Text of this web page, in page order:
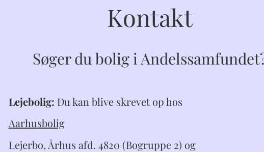
Kontakt
Søger du bolig i
Lejebolig: Du kan blive skrevet op hos
Aarhusbolig
Lejerbo, Århus afd. 4820 (Bogruppe 2) og